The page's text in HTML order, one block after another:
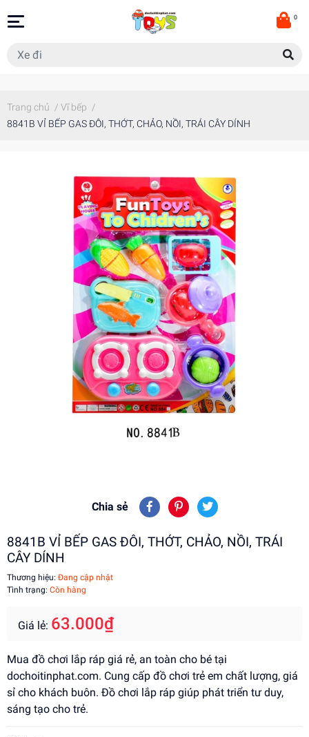
0
Trang chủ / Vĩ bếp /
8841B VỈ BẾP GAS ĐÔI, THỚT, CHẢO, NỒI, TRÁI CÂY DÍNH
Chia sẻ
8841B VỈ BẾP GAS ĐÔI, THỚT, CHẢO, NỒI, TRÁI
CÂY DÍNH
Thương hiệu: Đang cập nhật
Tình trạng: Còn hàng
Giá lẻ: 63.000₫
Mua đồ chơi lắp ráp giá rẻ, an toàn cho bé tại
dochoitinphat.com. Cung cấp đồ chơi trẻ em chất lượng, giá
sỉ cho khách buôn. Đồ chơi lắp ráp giúp phát triển tư duy,
sáng tạo cho trẻ.